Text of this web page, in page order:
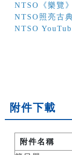
NTSO《樂覽
NTSO照亮古
NTSO
附件下載
附件名稱